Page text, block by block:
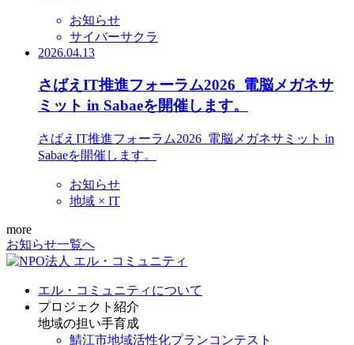
お知らせ
サイバーサクラ
2026.04.13
さばえIT推進フォーラム2026_電脳メガネサ
ミット in Sabaeを開催します。
さばえIT推進フォーラム2026_電脳メガネサミット in
Sabaeを開催します。
お知らせ
地域 × IT
more
お知らせ一覧へ
エル・コミュニティについて
プロジェクト紹介
地域の担い手育成
鯖江市地域活性化プランコンテスト